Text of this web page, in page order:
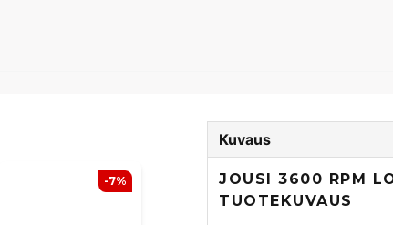
-7%
Kuvaus
JOUSI 3600 RPM
TUOTEKUVAUS